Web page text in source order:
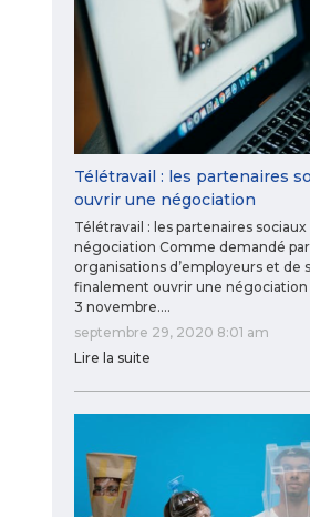
Télétravail : les partenaires
ouvrir une négociation
Télétravail : les partenaires
négociation Comme demandé par
organisations d’employeurs et de
finalement ouvrir une négociation
3 novembre.…
septembre 29, 2020 8:01 am
Lire la suite